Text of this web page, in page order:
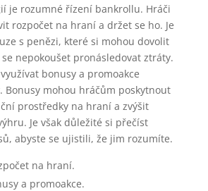
je rozumné řízení bankrollu. Hráči
rozpočet na hraní a držet se ho. Je
s penězi, které si mohou dovolit
nepokoušet pronásledovat ztráty.
bonusy a promoakce
Bonusy mohou hráčům poskytnout
prostředky na hraní a zvýšit
Je však důležité si přečíst
abyste se ujistili, že jim rozumíte.
na hraní.
a promoakce.